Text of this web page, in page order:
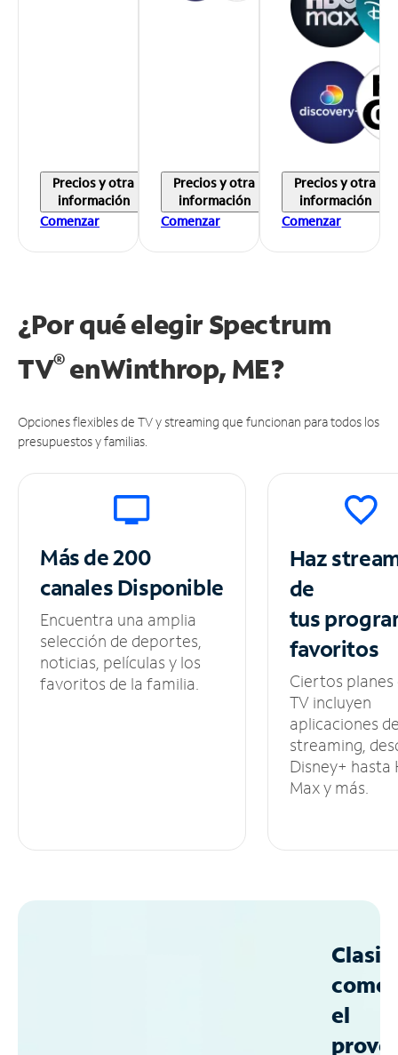
Precios y otra
información
Comenzar
Precios y otra
información
Comenzar
Precios y otra
información
Comenzar
¿Por qué elegir Spectrum
TV®enWinthrop, ME?
Opciones flexibles de TV y streaming que funcionan para todos los
presupuestos y familias.
Más de 200
canalesDisponible
Encuentra una amplia
selección de deportes,
noticias, películas y los
favoritos de la familia.
Haz
de
tus
favoritos
Ciertos planes
TV incluyen
aplicaciones
streaming,
Disney+ hasta
Max y más.
como
el